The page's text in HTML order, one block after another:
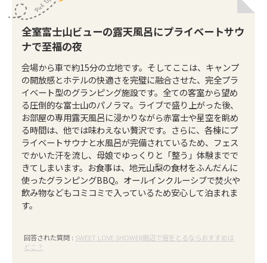
全室富士山ビューの露天風呂にプライベートサウ
ナで至福の夜
会場から車で約15分の立地です。そしてここは、キャンプ
の開放感とホテルの快適さを完璧に融合させた、完全プラ
イベート型のグランピング施設です。全ての客室から望め
る圧倒的な富士山のパノラマ。ライブで盛り上がった後、
お部屋の専用露天風呂に浸かりながら赤富士や星空を眺め
る時間は、他では味わえない贅沢です。さらに、各棟にプ
ライベートサウナと水風呂が完備されているため、フェス
でかいた汗を流し、母娘でゆっくりと「整う」体験までで
きてしまいます。お食事は、地元山梨の食材をふんだんに
使ったグランピングBBQ。オールインクルーシブで焚火や
飲み物などもコミコミで入っているため安心して泊まれま
す。
回答された質問 : SWEET LOVE SHOWER周辺で宿をとるならおすすめは
どこ？